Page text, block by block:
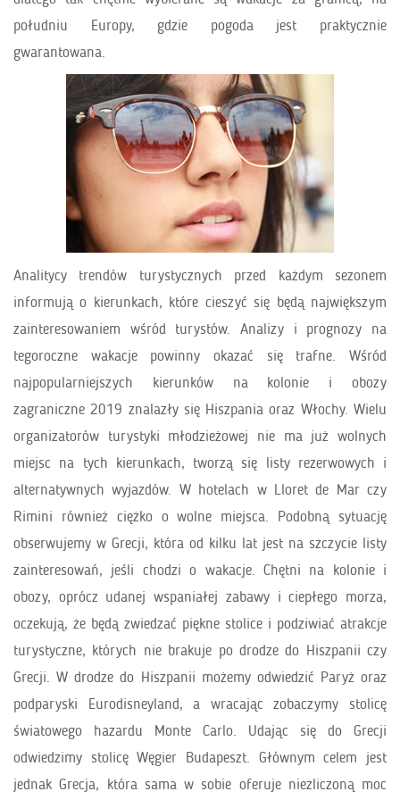
południu Europy, gdzie pogoda jest praktycznie
gwarantowana.
Analitycy trendów turystycznych przed każdym sezonem
informują o kierunkach, które cieszyć się będą największym
zainteresowaniem wśród turystów. Analizy i prognozy na
tegoroczne wakacje powinny okazać się trafne. Wśród
najpopularniejszych kierunków na kolonie i obozy
zagraniczne 2019 znalazły się Hiszpania oraz Włochy. Wielu
organizatorów turystyki młodzieżowej nie ma już wolnych
miejsc na tych kierunkach, tworzą się listy rezerwowych i
alternatywnych wyjazdów. W hotelach w Lloret de Mar czy
Rimini również ciężko o wolne miejsca. Podobną sytuację
obserwujemy w Grecji, która od kilku lat jest na szczycie listy
zainteresowań, jeśli chodzi o wakacje. Chętni na kolonie i
obozy, oprócz udanej wspaniałej zabawy i ciepłego morza,
oczekują, że będą zwiedzać piękne stolice i podziwiać atrakcje
turystyczne, których nie brakuje po drodze do Hiszpanii czy
Grecji. W drodze do Hiszpanii możemy odwiedzić Paryż oraz
podparyski Eurodisneyland, a wracając zobaczymy stolicę
światowego hazardu Monte Carlo. Udając się do Grecji
odwiedzimy stolicę Węgier Budapeszt. Głównym celem jest
jednak Grecja, która sama w sobie oferuje niezliczoną moc